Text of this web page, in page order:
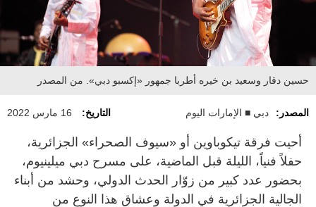
حسين دقار وسعيد بن خيره أطربا جمهور «إكسبو دبي». من المصدر
المصدر: دبي ■ الإمارات اليوم التاريخ: 16 مارس 2022
أحيت فرقة تيكوباوين أو «سيوف الصحراء» الجزائرية،
حفلاً فنياً، الليلة قبل الماضية، على مسرح دبي ميلينيوم،
بحضور عدد كبير من زوّار الحدث الدولي، وحشد من أبناء
الجالية الجزائرية في الدولة وعشاق هذا النوع من